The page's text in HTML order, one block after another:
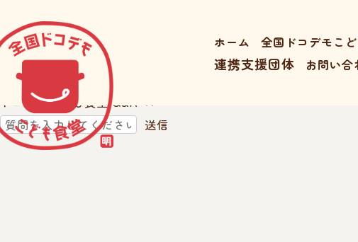
ホーム 全国ドコデモこ
連携支援団体
お問い合
ドコデモこども食堂 Q&A ×
送信